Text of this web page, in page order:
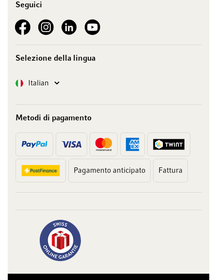
Seguici
See our FacebookSee our Instagram account
See our LinkedInSee our YouTube channel
Selezione della lingua
Lingua Italian
Metodi di pagamento
Pagamento anticipato Fattura